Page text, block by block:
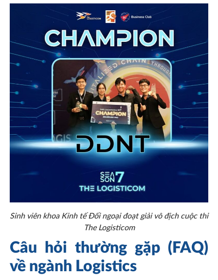
Sinh viên khoa Kinh tế Đối ngoại đoạt giải vô địch cuộc thi
The Logisticom
Câu hỏi thường gặp (FAQ)
về ngành Logistics